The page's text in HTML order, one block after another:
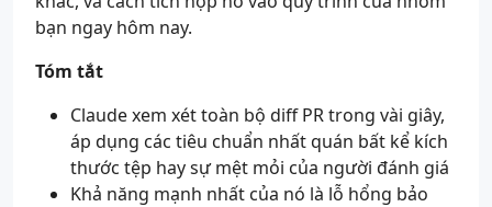
bạn ngay hôm nay.
Tóm tắt
Claude xem xét toàn bộ diff PR trong vài giây,
áp dụng các tiêu chuẩn nhất quán bất kể kích
thước tệp hay sự mệt mỏi của người đánh giá
Khả năng mạnh nhất của nó là lỗ hổng bảo